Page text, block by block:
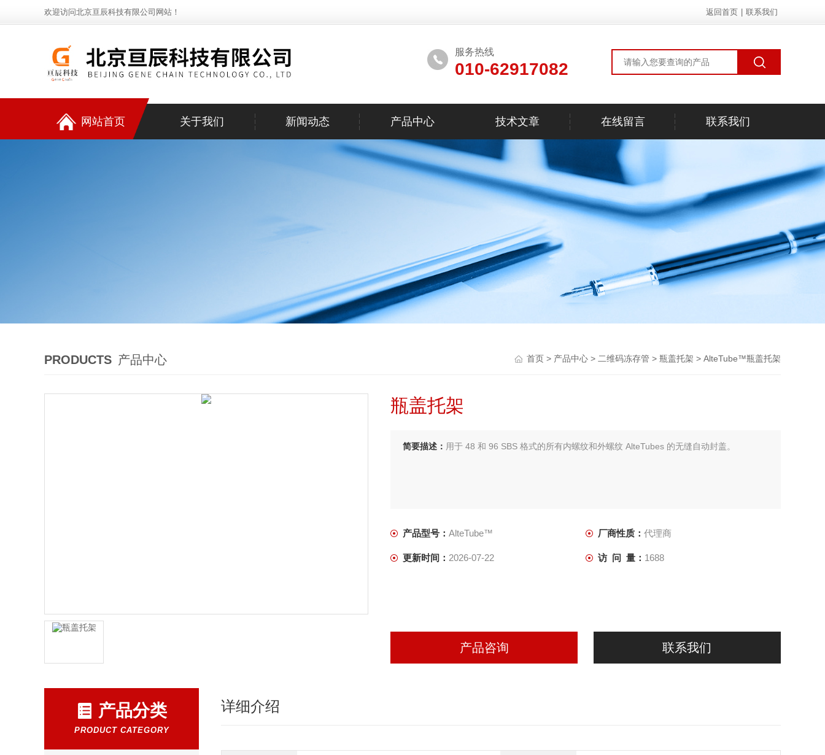
欢迎访问北京亘辰科技有限公司网站！ 返回首页 联系我们
服务热线
010-62917082
网站首页 关于我们 新闻动态 产品中心 技术文章 在线留言 联系我们
PRODUCTS 产品中心 首页 > 产品中心 > 二维码冻存管 > 瓶盖托架 > AlteTube™瓶盖托架
瓶盖托架
简要描述： 用于 48 和 96 SBS 格式的所有内螺纹和外螺纹 AlteTubes 的无缝自动封盖。
产品型号： AlteTube™ 厂商性质： 代理商
更新时间： 2026-07-22 访 问 量： 1688
产品咨询 联系我们
产品分类
PRODUCT CATEGORY
详细介绍